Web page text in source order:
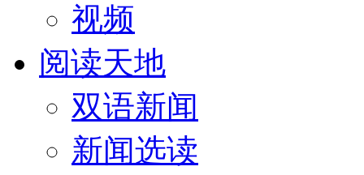
视频
阅读天地
双语新闻
新闻选读